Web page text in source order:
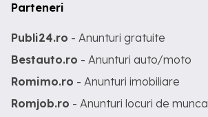
Parteneri
Publi24.ro - Anunturi gratuite
Bestauto.ro - Anunturi auto/moto
Romimo.ro - Anunturi imobiliare
Romjob.ro - Anunturi locuri de munca